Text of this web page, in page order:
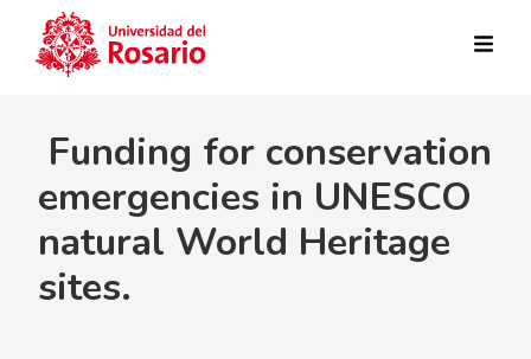
Funding for conservation
emergencies in UNESCO
natural World Heritage
sites.